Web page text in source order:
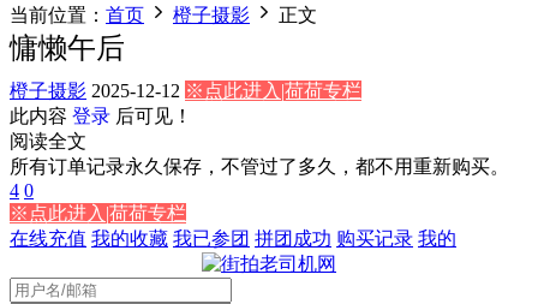
当前位置： 首页 橙子摄影 正文
慵懒午后
橙子摄影 2025-12-12 ※点此进入|荷荷专栏
此内容 登录 后可见！
阅读全文
所有订单记录永久保存，不管过了多久，都不用重新购买。
4 0
※点此进入|荷荷专栏
在线充值 我的收藏 我已参团 拼团成功 购买记录 我的